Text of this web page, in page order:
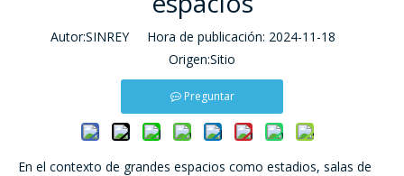
Autor:SINREY Hora de publicación: 2024-11-18
Origen:Sitio
Preguntar
En el contexto de grandes espacios como estadios, salas de